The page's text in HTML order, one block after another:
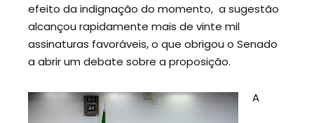
efeito da indignação do momento, a sugestão
alcançou rapidamente mais de vinte mil
assinaturas favoráveis, o que obrigou o Senado
a abrir um debate sobre a proposição.
A